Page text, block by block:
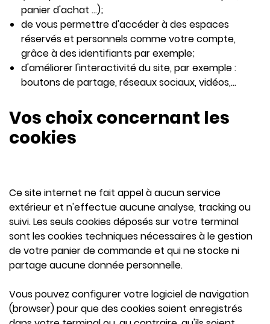
panier d'achat ...);
de vous permettre d'accéder à des espaces
réservés et personnels comme votre compte,
grâce à des identifiants par exemple;
d'améliorer l'interactivité du site, par exemple :
boutons de partage, réseaux sociaux, vidéos,...
Vos choix concernant les
cookies
Ce site internet ne fait appel à aucun service
extérieur et n'effectue aucune analyse, tracking ou
suivi. Les seuls cookies déposés sur votre terminal
sont les cookies techniques nécessaires à le gestion
de votre panier de commande et qui ne stocke ni
partage aucune donnée personnelle.
Vous pouvez configurer votre logiciel de navigation
(browser) pour que des cookies soient enregistrés